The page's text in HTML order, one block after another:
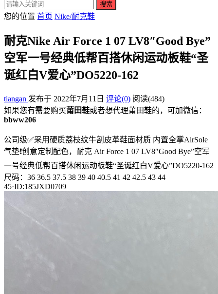
搜索
您的位置 首页 Nike/耐克鞋
耐克Nike Air Force 1 07 LV8″Good Bye”
空军一号经典低帮百搭休闲运动板鞋“圣
诞红白V爱心”DO5220-162
tiangan 发布于 2022年7月11日 评论(0) 阅读(484)
如果您有需要购买莆田鞋或者想代理莆田鞋的，可加微信：
bbww206
公司级✅采用硬质荔枝纹牛剖皮革鞋面材质 内置全掌AirSole
气垫❗创意定制配色，耐克 Air Force 1 07 LV8″Good Bye”空军
一号经典低帮百搭休闲运动板鞋“圣诞红白V爱心”DO5220-162
尺码：36 36.5 37.5 38 39 40 40.5 41 42 42.5 43 44
45·ID:185JXD0709